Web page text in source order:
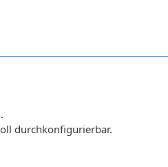
durchkonfigurierbar.